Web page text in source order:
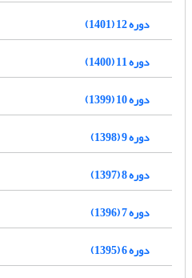
دوره 12 (1401)
دوره 11 (1400)
دوره 10 (1399)
دوره 9 (1398)
دوره 8 (1397)
دوره 7 (1396)
دوره 6 (1395)